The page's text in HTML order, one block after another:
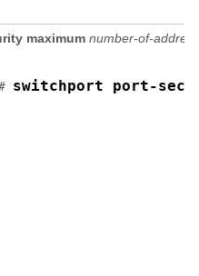
maximum number-of-
switchport port-